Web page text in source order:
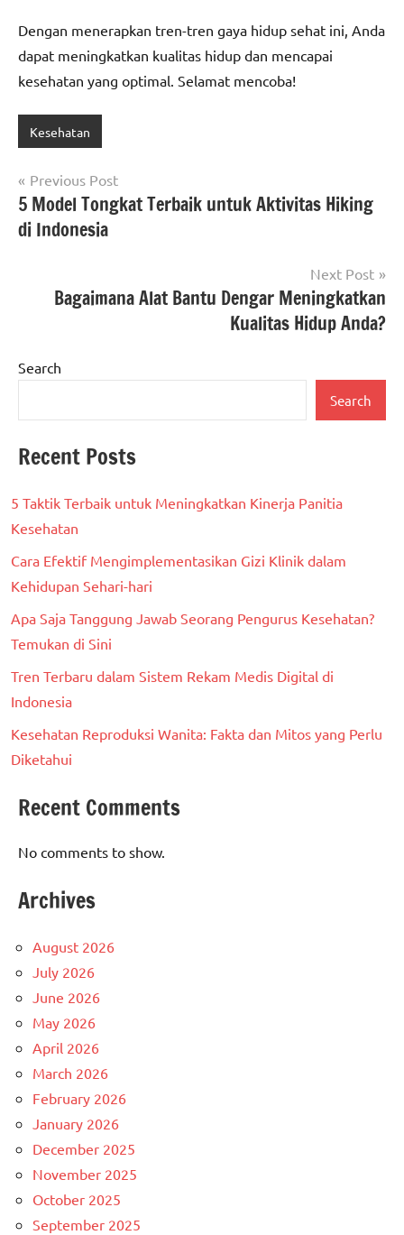
Dengan menerapkan tren-tren gaya hidup sehat ini, Anda
dapat meningkatkan kualitas hidup dan mencapai
kesehatan yang optimal. Selamat mencoba!
Kesehatan
Post
navigation
Previous Post
5 Model Tongkat Terbaik untuk Aktivitas Hiking
di Indonesia
Next Post
Bagaimana Alat Bantu Dengar Meningkatkan
Kualitas Hidup Anda?
Search
Search
Recent Posts
5 Taktik Terbaik untuk Meningkatkan Kinerja Panitia
Kesehatan
Cara Efektif Mengimplementasikan Gizi Klinik dalam
Kehidupan Sehari-hari
Apa Saja Tanggung Jawab Seorang Pengurus Kesehatan?
Temukan di Sini
Tren Terbaru dalam Sistem Rekam Medis Digital di
Indonesia
Kesehatan Reproduksi Wanita: Fakta dan Mitos yang Perlu
Diketahui
Recent Comments
No comments to show.
Archives
August 2026
July 2026
June 2026
May 2026
April 2026
March 2026
February 2026
January 2026
December 2025
November 2025
October 2025
September 2025